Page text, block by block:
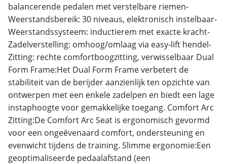
balancerende pedalen met verstelbare riemen-
Weerstandsbereik: 30 niveaus, elektronisch instelbaar-
Weerstandssysteem: inductierem met exacte kracht-
Zadelverstelling: omhoog/omlaag via easy-lift hendel-
Zitting: rechte comfortboogzitting, verwisselbaar Dual
Form Frame:Het Dual Form Frame verbetert de
stabiliteit van de berijder aanzienlijk ten opzichte van
ontwerpen met een enkele zadelpen en biedt een lage
instaphoogte voor gemakkelijke toegang. Comfort Arc
Zitting:De Comfort Arc Seat is ergonomisch gevormd
voor een ongeëvenaard comfort, ondersteuning en
evenwicht tijdens de training. Slimme ergonomie:Een
geoptimaliseerde pedaalafstand (een